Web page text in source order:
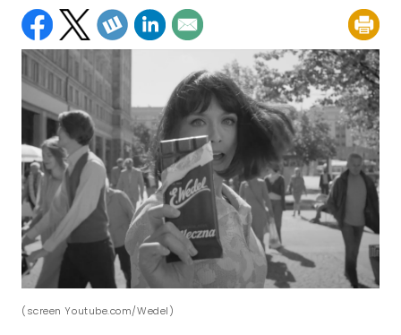
(screen Youtube.com/Wedel)